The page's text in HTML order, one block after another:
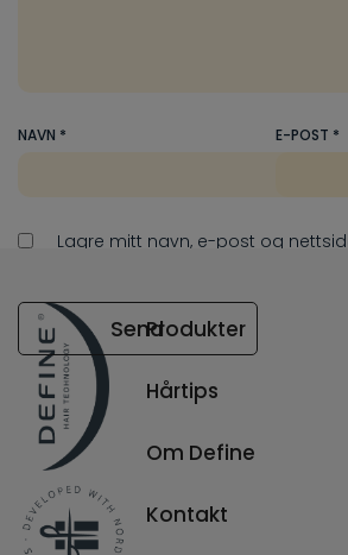
Din e-postadresse vil ikke bli publisert.
Obligatoriske felt er merket med
NAVN * E-POST *
Lagre mitt navn, e-post og
SendProdukter
Hårtips
Om Define
Kontakt